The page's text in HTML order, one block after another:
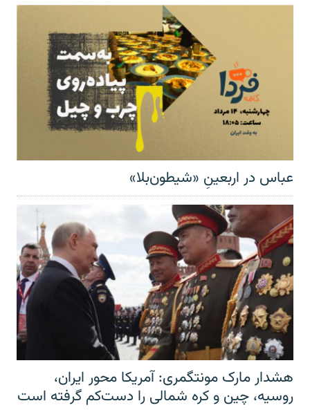
عباس در اربعینِ «شیطون‌بلا»
هشدار مارک مونتگمری: آمریکا محور ایران،
روسیه، چین و کره شمالی را دست‌کم گرفته است